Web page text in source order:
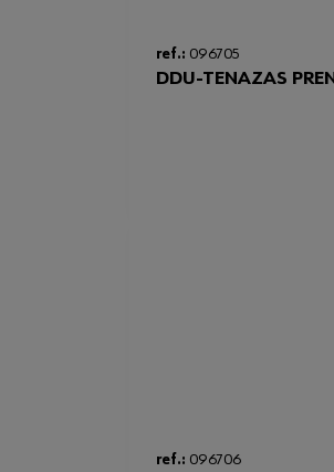
ref.: 096705
DDU-TENAZAS
ref.: 096706